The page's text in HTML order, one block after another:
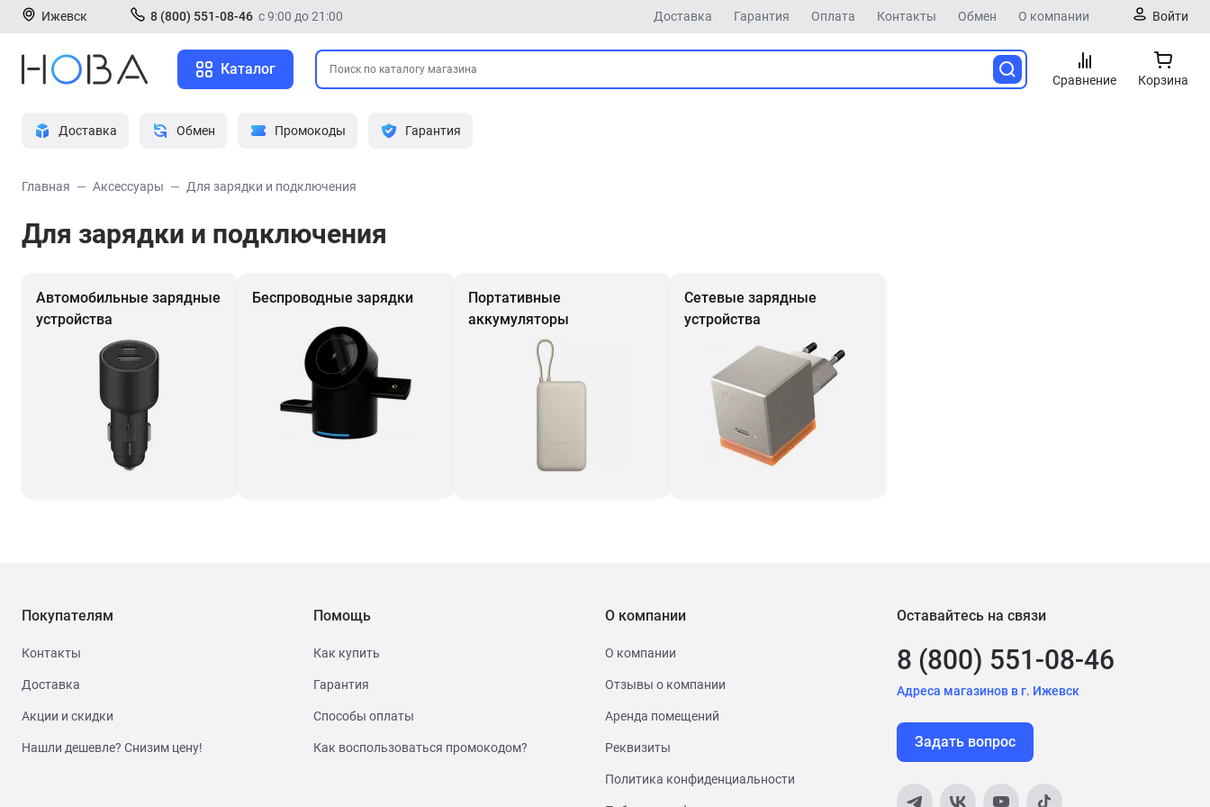
Ижевск 8 (800) 551-08-46 с 9:00 до 21:00 Доставка Гарантия Оплата Контакты Обмен О компании Войти
Каталог
Сравнение Корзина
Доставка Обмен Промокоды Гарантия
Главная Аксессуары Для зарядки и подключения
Для зарядки и подключения
Автомобильные зарядные
устройства
Беспроводные зарядки
Портативные
аккумуляторы
Сетевые зарядные
устройства
Покупателям
Контакты
Доставка
Акции и скидки
Нашли дешевле? Снизим цену!
Помощь
Как купить
Гарантия
Способы оплаты
Как воспользоваться промокодом?
О компании
О компании
Отзывы о компании
Аренда помещений
Реквизиты
Политика конфиденциальности
Оставайтесь на связи
8 (800) 551-08-46
Адреса магазинов в г. Ижевск
Задать вопрос